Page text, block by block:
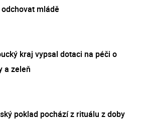
mládě
kraj vypsal dotaci na péči o
a zeleň
poklad pochází z rituálu z doby